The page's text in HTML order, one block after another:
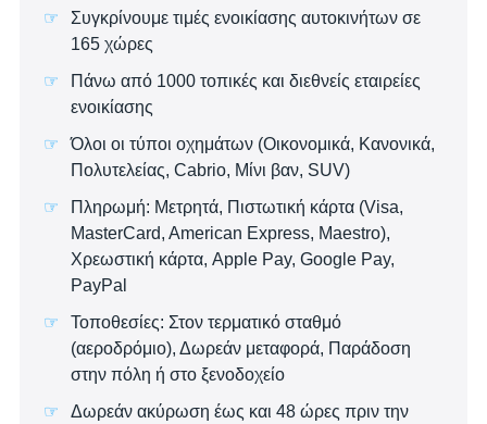
Συγκρίνουμε τιμές ενοικίασης αυτοκινήτων σε
165 χώρες
Πάνω από 1000 τοπικές και διεθνείς εταιρείες
ενοικίασης
Όλοι οι τύποι οχημάτων (Οικονομικά, Κανονικά,
Πολυτελείας, Cabrio, Μίνι βαν, SUV)
Πληρωμή: Μετρητά, Πιστωτική κάρτα (Visa,
MasterCard, American Express, Maestro),
Χρεωστική κάρτα, Apple Pay, Google Pay,
PayPal
Τοποθεσίες: Στον τερματικό σταθμό
(αεροδρόμιο), Δωρεάν μεταφορά, Παράδοση
στην πόλη ή στο ξενοδοχείο
Δωρεάν ακύρωση έως και 48 ώρες πριν την